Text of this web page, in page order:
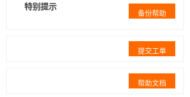
特别提示
备份帮助
提交工单
帮助文档